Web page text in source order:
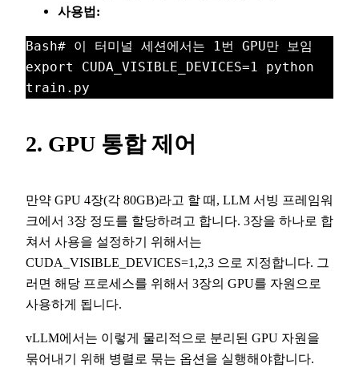
사용법:
Bash# 이 터미널 세션에서는 1번 GPU만 보임
export CUDA_VISIBLE_DEVICES=1 python
train.py
2. GPU 통합 제어
만약 GPU 4장(각 80GB)라고 할 때, LLM 서빙 프레임워
크에서 3장 정도를 할당하려고 합니다. 3장을 하나로 합
쳐서 사용을 설정하기 위해서는
CUDA_VISIBLE_DEVICES=1,2,3 으로 지정합니다. 그
러면 해당 프로세스를 위해서 3장의 GPU를 자원으로
사용하게 됩니다.
vLLM에서는 이렇게 물리적으로 분리된 GPU 자원을
묶어내기 위해 병렬로 묶는 옵션을 실행해야합니다.